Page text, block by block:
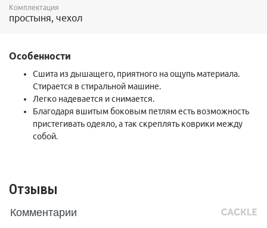
Комплектация
простыня, чехол
Особенности
Сшита из дышащего, приятного на ощупь материала.
Стирается в стиральной машине.
Легко надевается и снимается.
Благодаря вшитым боковым петлям есть возможность
пристегивать одеяло, а так скреплять коврики между
собой.
Отзывы
Комментарии